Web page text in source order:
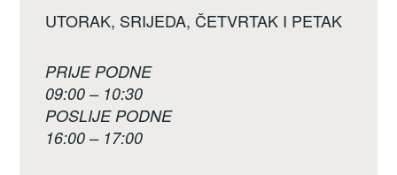
UTORAK, SRIJEDA, ČETVRTAK I PETAK
PRIJE PODNE
09:00 – 10:30
POSLIJE PODNE
16:00 – 17:00